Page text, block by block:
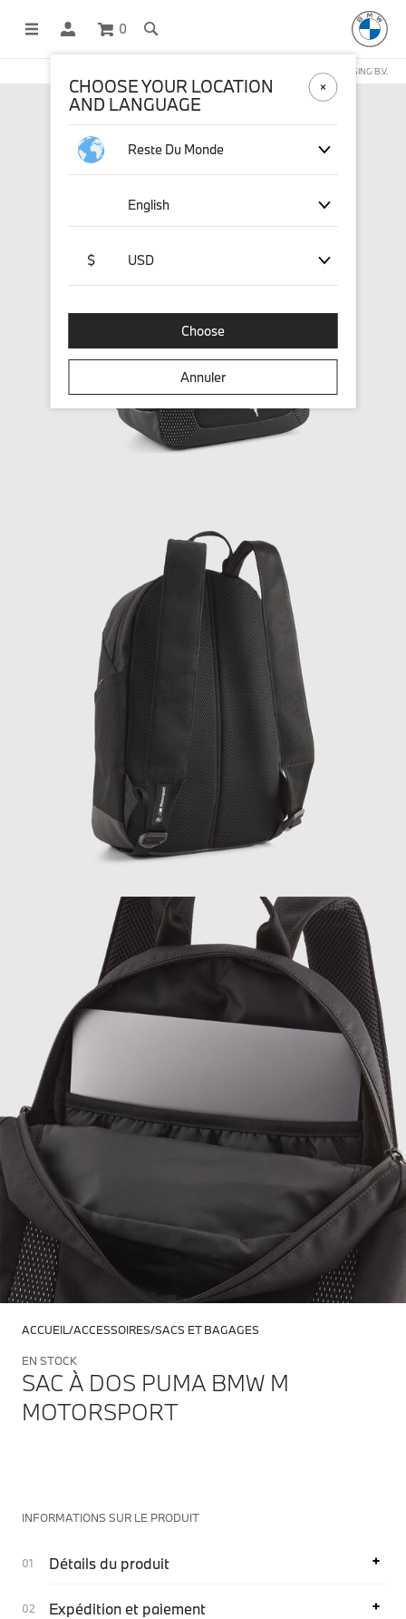
0
BOUTIQUE EN LIGNE GÉRÉE PAR STICHD SPORTSMERCHANDISING B.V.
ACCUEIL ACCESSOIRES SACS ET BAGAGES
EN STOCK
SAC À DOS PUMA BMW M
MOTORSPORT
INFORMATIONS SUR LE PRODUIT
Détails du produit
Expédition et paiement
CHOOSE YOUR LOCATION
AND LANGUAGE
Reste Du Monde
English
$ USD
Choose
Annuler